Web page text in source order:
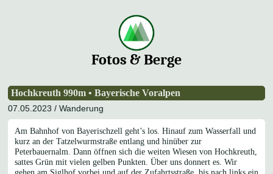
Fotos & Berge
Hochkreuth 990m • Bayerische Voralpen
07.05.2023 / Wanderung
Am Bahnhof von Bayerischzell geht’s los. Hinauf zum Wasserfall und
kurz an der Tatzelwurmstraße entlang und hinüber zur
Peterbauernalm. Dann öffnen sich die weiten Wiesen von Hochkreuth,
sattes Grün mit vielen gelben Punkten. Über uns donnert es. Wir